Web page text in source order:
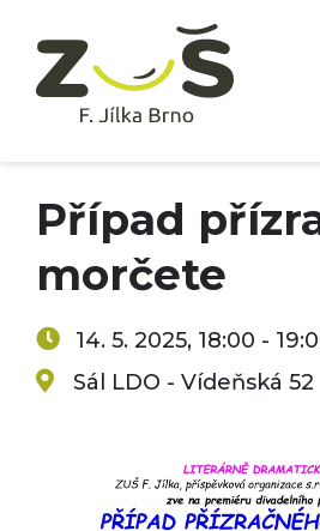
Případ
morčete
14. 5. 2025, 18:00 -
Sál LDO - Vídeňská 52